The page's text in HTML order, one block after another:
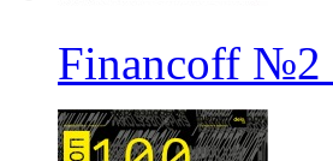
Financoff №2